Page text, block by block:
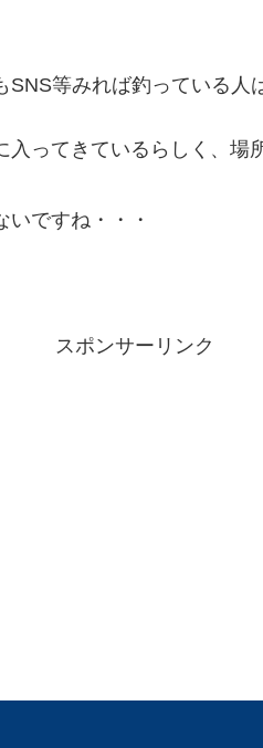
等みれば釣っている人
ってきているらしく、場
ですね・・・
スポンサーリンク